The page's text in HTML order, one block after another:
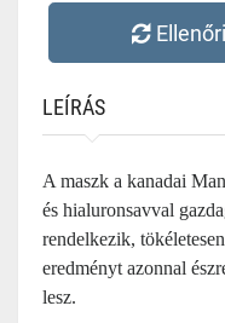
LEÍRÁS
A maszk a kanadai
és hialuronsavval
rendelkezik,
eredményt azonnal
lesz.